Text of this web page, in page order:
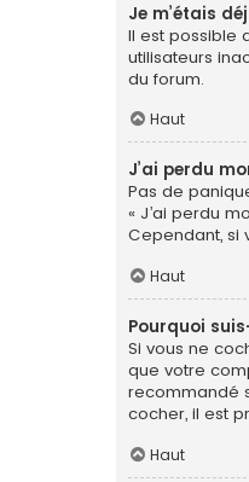
Je m’étais
Il est possible
utilisateurs
du forum.
Haut
J’ai perdu
Pas de
« J’ai perdu
Cependant, si
Haut
Pourquoi
Si vous ne
que votre
recommandé
cocher, il est
Haut